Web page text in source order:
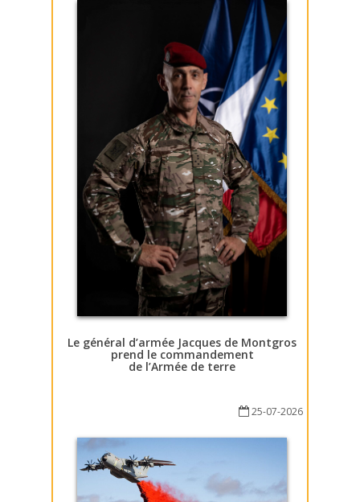
Le général d’armée Jacques de Montgros
prend le commandement
de l’Armée de terre
25-07-2026